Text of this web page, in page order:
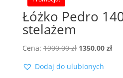
Łóżko Pedro
stelażem
Cena: 1900,00zł Pierwotna
wynosiła:
1350,00 zł
Dodaj do ulubionych